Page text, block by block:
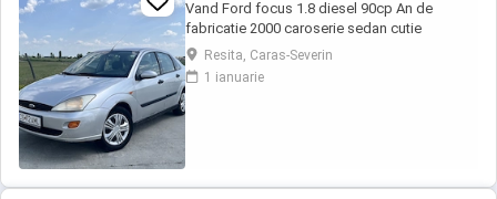
Vand Ford focus 1.8 diesel 90cp An de
fabricatie 2000 caroserie sedan cutie
manuala in cinci viteze Kilometraj 258.587 km,
reali. Se poate trimite in privat raport
carvetical. Proprietar din anul 2017. Interior
Resita, Caras-Severin
1 ianuarie